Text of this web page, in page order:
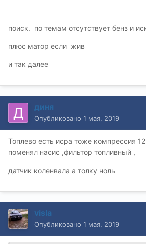
поиск. по темам отсутствует бенз и
плюс матор если жив
и так далее
диня
Опубликовано 1 мая, 2019
Топлево есть исра тоже компрессия
поменял насис ,фильтор топливный ,
датчик коленвала а толку ноль
visla
Опубликовано 1 мая, 2019